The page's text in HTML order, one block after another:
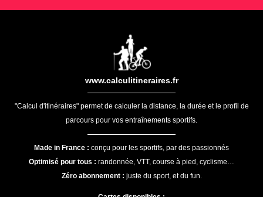
www.calculitineraires.fr
"Calcul d'itinéraires" permet de calculer la distance, la durée et le profil de
parcours pour vos entraînements sportifs.
Made in France : conçu pour les sportifs, par des passionnés
Optimisé pour tous : randonnée, VTT, course à pied, cyclisme…
Zéro abonnement : juste du sport, et du fun.